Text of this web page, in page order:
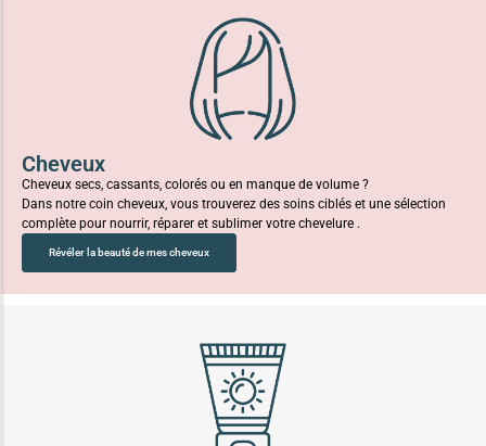
Cheveux
Cheveux secs, cassants, colorés ou en manque de volume ?
Dans notre coin cheveux, vous trouverez des soins ciblés et une sélection
complète pour nourrir, réparer et sublimer votre chevelure .
Révéler la beauté de mes cheveux